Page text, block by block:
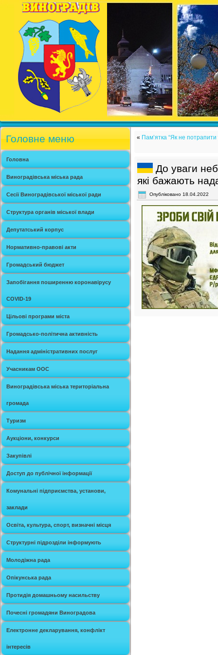
Головне меню
Головна
Виноградівська міська рада
Сесії Виноградівської міської ради
Структура органів міської влади
Депутатський корпус
Нормативно-правові акти
Громадський бюджет
Запобігання поширенню коронавірусу
COVID-19
Цільові програми міста
Громадсько-політична активність
Надання адміністративних послуг
Учасникам ООС
Виноградівська міська територіальна
громада
Туризм
Аукціони, конкурси
Закупівлі
Доступ до публічної інформації
Комунальні підприємства, установи,
заклади
Освіта, культура, спорт, визначні місця
Структурні підрозділи інформують
Молодіжна рада
Опікунська рада
Протидія домашньому насильству
Почесні громадяни Виноградова
Електронне декларування, конфлікт
інтересів
« Пам’ятка “Як не
До уваги
які бажають
Опубліковано 18.04.2022